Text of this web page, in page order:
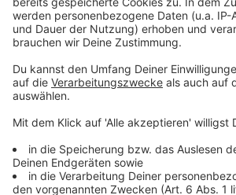
Wenn ja, dann würd’s mich freuen,
kurz Zeit nimmst auf Apple
Spotify gehst und dort eine fünf
hinterlässt.
Das ist letztendlich das, was mich
motiviert, äh immer
anderen Seite.
Gibst du damit anderen Leuten
diesen Podcast zu entdecken, weil
entsprechende Platzierungen